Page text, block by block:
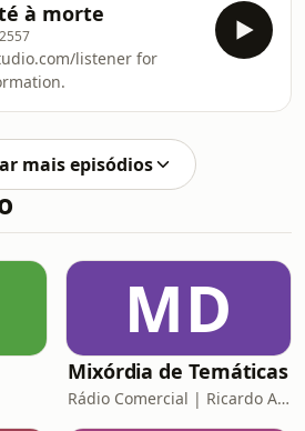
à morte
2557
listener for
mais episódios
MD
Mixórdia de Temáticas
Rádio Comercial | Ricardo Araújo Pereira